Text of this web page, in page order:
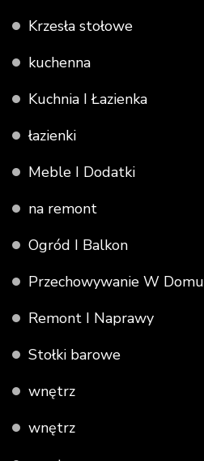
Krzesła stołowe
kuchenna
Kuchnia I Łazienka
łazienki
Meble I Dodatki
na remont
Ogród I Balkon
Przechowywanie W Domu
Remont I Naprawy
Stołki barowe
wnętrz
wnętrz